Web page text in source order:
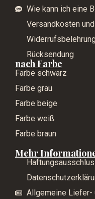
Wie kann ich eine
Versandkosten
Widerrufsbelehrung
Rücksendung
nach Farbe
Farbe schwarz
Farbe grau
Farbe beige
Farbe weiß
Farbe braun
Mehr
Allgemeine Liefer-